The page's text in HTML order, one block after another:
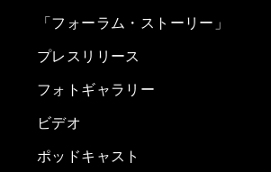
「フォーラム・ストーリー」
プレスリリース
フォトギャラリー
ビデオ
ポッドキャスト